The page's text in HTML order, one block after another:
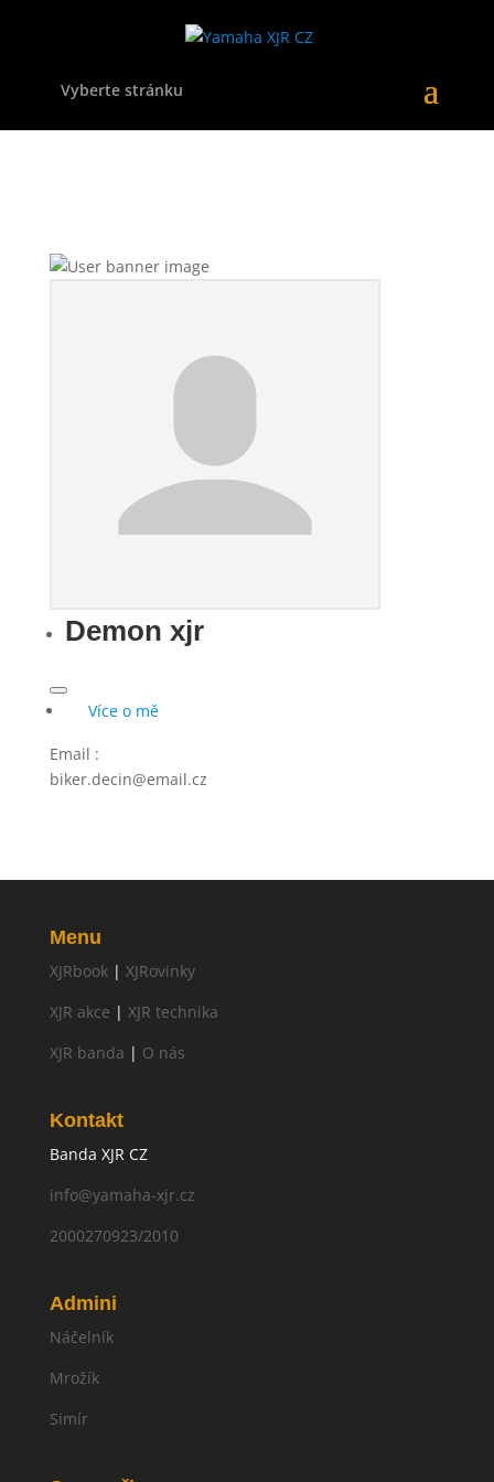
Vyberte stránku
Demon xjr
Více o mě
Email :
biker.decin@email.cz
Menu
XJRbook| XJRovinky
XJR akce | XJR technika
XJR banda | O nás
Kontakt
Banda XJR CZ
info@yamaha-xjr.cz
2000270923/2010
Admini
Náčelník
Mrožík
Simír